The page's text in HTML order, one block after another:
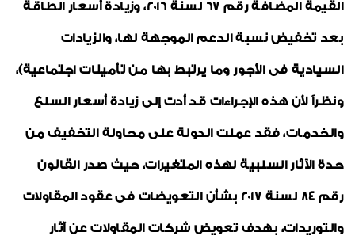
القيمة المضافة رقم 67 لسنة 2016، وزيادة أسعار الطاقة
بعد تخفيض نسبة الدعم الموجهة لها، والزيادات
السيادية فى الأجور وما يرتبط بها من تأمينات اجتماعية)،
ونظراً لأن هذه الإجراءات قد أدت إلى زيادة أسعار السلع
والخدمات، فقد عملت الدولة على محاولة التخفيف من
حدة الآثار السلبية لهذه المتغيرات، حيث صدر القانون
رقم 84 لسنة 2017 بشأن التعويضات فى عقود المقاولات
والتوريدات، بهدف تعويض شركات المقاولات عن آثار